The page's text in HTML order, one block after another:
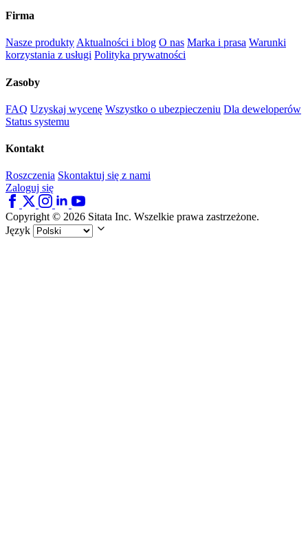
Firma
Nasze produkty Aktualności i blog O nas Marka i prasa Warunki
korzystania z usługi Polityka prywatności
Zasoby
FAQ Uzyskaj wycenę Wszystko o ubezpieczeniu Dla deweloperów
Status systemu
Kontakt
Roszczenia Skontaktuj się z nami
Zaloguj się
Copyright © 2026 Sitata Inc. Wszelkie prawa zastrzeżone.
Język